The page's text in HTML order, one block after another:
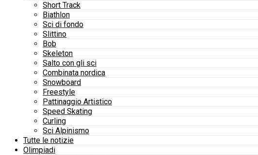
Short Track
Biathlon
Sci di fondo
Slittino
Bob
Skeleton
Salto con gli sci
Combinata nordica
Snowboard
Freestyle
Pattinaggio Artistico
Speed Skating
Curling
Sci Alpinismo
Tutte le notizie
Olimpiadi